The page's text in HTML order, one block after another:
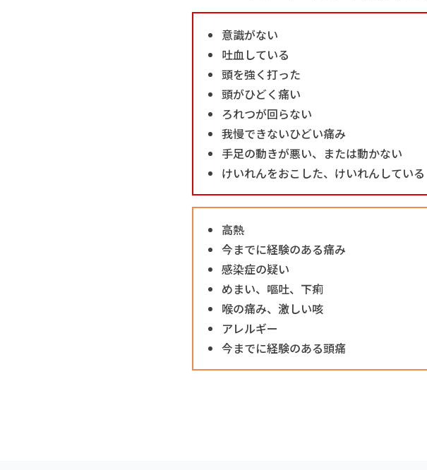
意識がない
吐血している
頭を強く打った
頭がひどく痛い
ろれつが回らない
我慢できないひどい痛み
手足の動きが悪い、または動かない
けいれんをおこした、けいれんしている
高熱
今までに経験のある痛み
感染症の疑い
めまい、嘔吐、下痢
喉の痛み、激しい咳
アレルギー
今までに経験のある頭痛